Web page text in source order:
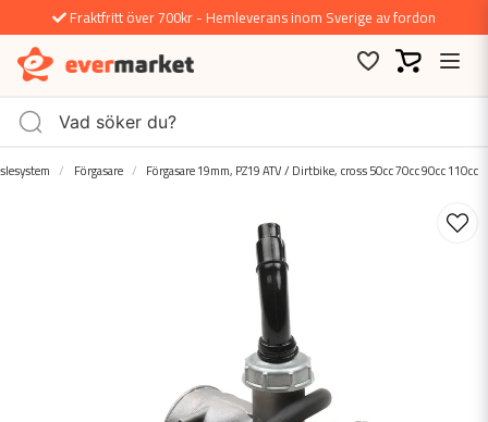
Fraktfritt över 700kr - Hemleverans inom Sverige av fordon
Förgasare Förgasare 19mm, PZ19 ATV / Dirtbike, cross 50cc 70cc 90cc 110cc